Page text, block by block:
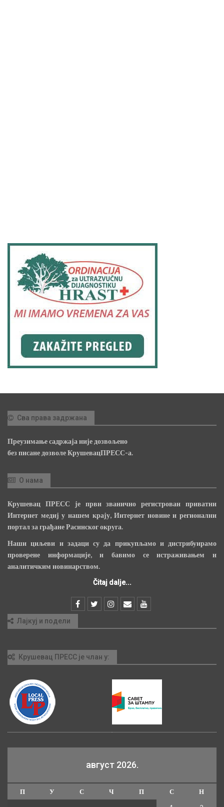
Сва права задржана
Преузимање садржаја није дозвољено
без писане дозволе КрушевацПРЕСС-а.
О нама
Крушевац ПРЕСС је први званично регистрован приватни
Интернет медиј у нашем крају, Интернет новине и регионални
портал за грађане Расинског округа.
Наши циљеви и задаци су да прикупљамо и дистрибуирамо
проверене информације, и бавимо се истраживањем и
аналитичким новинарством.
Čitaj dalje...
Лајкуј и подели
Крушевац ПРЕСС је члан у:
август 2026.
П У С Ч П С
Н